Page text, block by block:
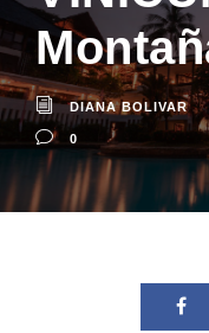
DIANA BOLIVAR
0